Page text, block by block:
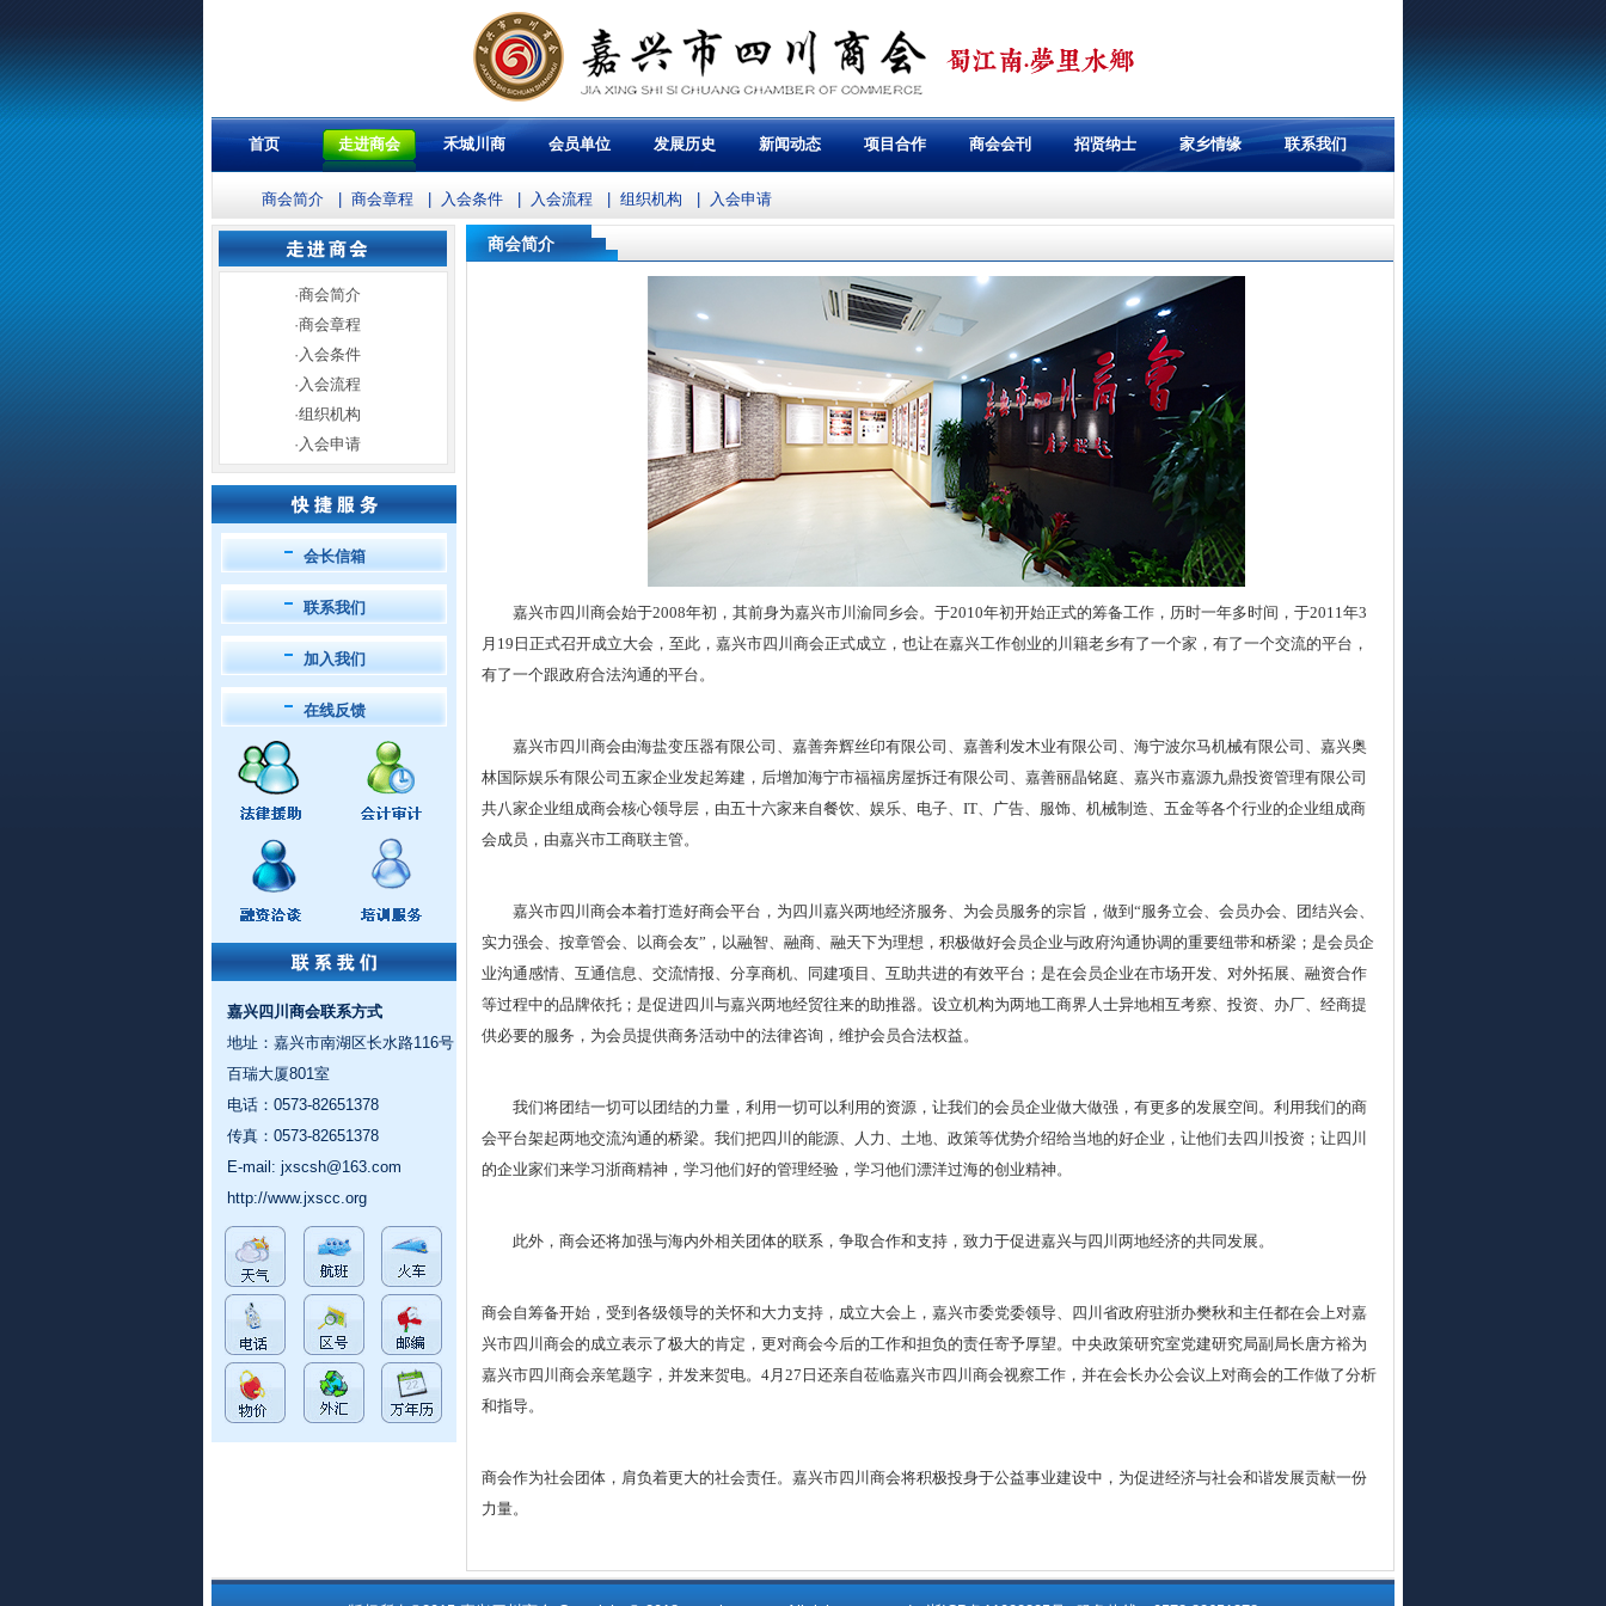
首页 走进商会 禾城川商 会员单位 发展历史 新闻动态 项目合作 商会会刊 招贤纳士 家乡情缘 联系我们
商会简介 商会章程 入会条件 入会流程 组织机构 入会申请
·商会简介
·商会章程
· 入会条件
· 入会流程
·组织机构
· 入会申请
会长信箱
联系我们
加入我们
在线反馈
嘉兴四川商会联系方式
地址：嘉兴市南湖区长水路116号
百瑞大厦801室
电话：0573-82651378
传真：0573-82651378
E-mail: jxscsh@163.com
http://www.jxscc.org
商会简介
嘉兴市四川商会始于2008年初，其前身为嘉兴市川渝同乡会。于2010年初开始正式的筹备工作，历时一年多时间，于2011年3
月19日正式召开成立大会，至此，嘉兴市四川商会正式成立，也让在嘉兴工作创业的川籍老乡有了一个家，有了一个交流的平台，
有了一个跟政府合法沟通的平台。
嘉兴市四川商会由海盐变压器有限公司、嘉善奔辉丝印有限公司、 嘉善利发木业有限公司、海宁波尔马机械有限公司、 嘉兴奥
林国际娱乐有限公司五家企业发起筹建，后增加海宁市福福房屋拆迁有限公司、嘉善丽晶铭庭、嘉兴市嘉源九鼎投资管理有限公司
共八家企业组成商会核心领导层，由五十六家来自餐饮、娱乐、电子、IT、广告、服饰、机械制造、五金等各个行业的企业组成商
会成员，由嘉兴市工商联主管。
嘉兴市四川商会本着打造好商会平台，为四川嘉兴两地经济服务、为会员服务的宗旨，做到“服务立会、会员办会、团结兴会、
实力强会、按章管会、以商会友”，以融智、融商、融天下为理想， 积极做好会员企业与政府沟通协调的重要纽带和桥梁；是会员企
业沟通感情、互通信息、交流情报、分享商机、同建项目、互助共进的有效平台；是在会员企业在市场开发、对外拓展、融资合作
等过程中的品牌依托；是促进四川与嘉兴两地经贸往来的助推器。 设立机构为两地工商界人士异地相互考察、投资、办厂、经商提
供必要的服务，为会员提供商务活动中的法律咨询，维护会员合法权益。
我们将团结一切可以团结的力量，利用一切可以利用的资源，让我们的会员企业做大做强，有更多的发展空间。利用我们的商
会平台架起两地交流沟通的桥梁。我们把四川的能源、人力、土地、政策等优势介绍给当地的好企业，让他们去四川投资；让四川
的企业家们来学习浙商精神，学习他们好的管理经验，学习他们漂洋过海的创业精神。
此外，商会还将加强与海内外相关团体的联系，争取合作和支持，致力于促进嘉兴与四川两地经济的共同发展。
商会自筹备开始，受到各级领导的关怀和大力支持，成立大会上，嘉兴市委党委领导、四川省政府驻浙办樊秋和主任都在会上对嘉
兴市四川商会的成立表示了极大的肯定，更对商会今后的工作和担负的责任寄予厚望。 中央政策研究室党建研究局副局长唐方裕为
嘉兴市四川商会亲笔题字，并发来贺电。 4月27日还亲自莅临嘉兴市四川商会视察工作，并在会长办公会议上对商会的工作做了分析
和指导。
商会作为社会团体，肩负着更大的社会责任。嘉兴市四川商会将积极投身于公益事业建设中，为促进经济与社会和谐发展贡献一份
力量。